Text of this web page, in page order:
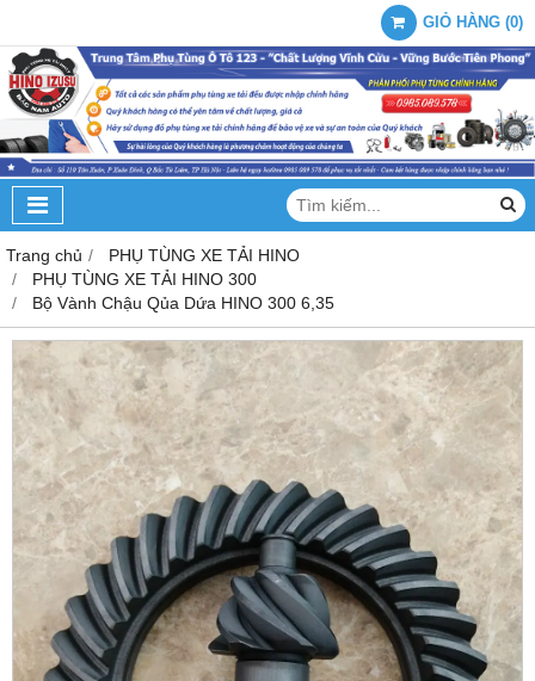
GIỎ HÀNG (0)
Trang chủ
PHỤ TÙNG XE TẢI HINO
PHỤ TÙNG XE TẢI HINO 300
Bộ Vành Chậu Qủa Dứa HINO 300 6,35